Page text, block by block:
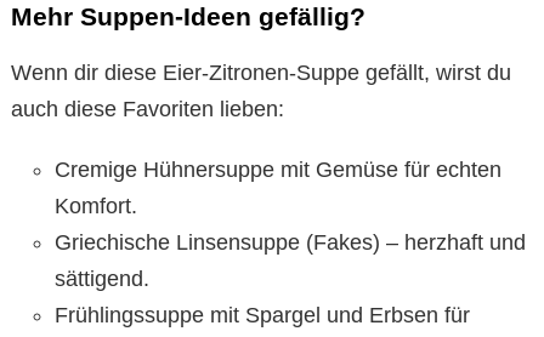
Mehr Suppen-Ideen gefällig?
Wenn dir diese Eier-Zitronen-Suppe gefällt, wirst du
auch diese Favoriten lieben:
Cremige Hühnersuppe mit Gemüse für echten
Komfort.
Griechische Linsensuppe (Fakes) – herzhaft und
sättigend.
Frühlingssuppe mit Spargel und Erbsen für